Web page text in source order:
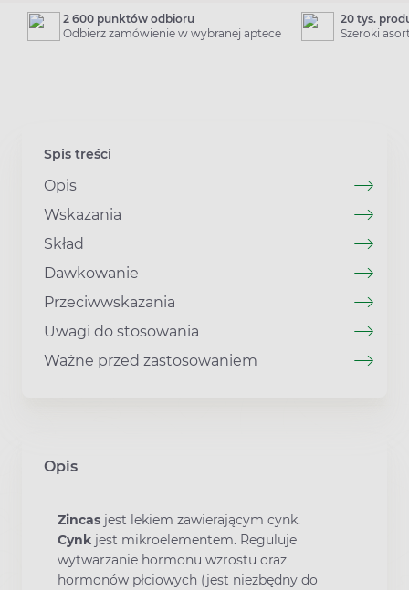
2 600 punktów odbioru
Odbierz zamówienie w wybranej aptece
20 tys.
Szeroki
Spis treści
Opis
Wskazania
Skład
Dawkowanie
Przeciwwskazania
Uwagi do stosowania
Ważne przed zastosowaniem
Opis
Zincas jest lekiem zawierającym cynk.
Cynk jest mikroelementem. Reguluje
wytwarzanie hormonu wzrostu oraz
hormonów płciowych (jest niezbędny do